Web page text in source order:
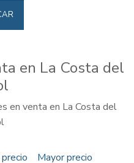
en La Costa del
en venta en La Costa del
Mayor precio